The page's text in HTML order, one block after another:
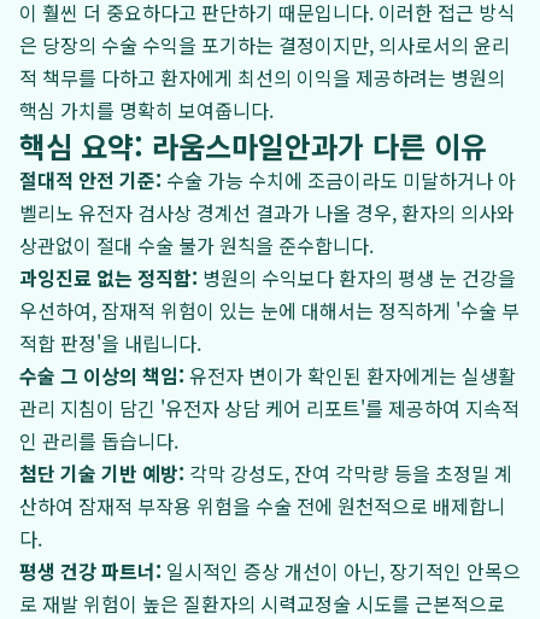
이 훨씬 더 중요하다고 판단하기 때문입니다. 이러한 접근 방식
은 당장의 수술 수익을 포기하는 결정이지만, 의사로서의 윤리
적 책무를 다하고 환자에게 최선의 이익을 제공하려는 병원의
핵심 가치를 명확히 보여줍니다.
핵심 요약: 라움스마일안과가 다른 이유
절대적 안전 기준: 수술 가능 수치에 조금이라도 미달하거나 아
벨리노 유전자 검사상 경계선 결과가 나올 경우, 환자의 의사와
상관없이 절대 수술 불가 원칙을 준수합니다.
과잉진료 없는 정직함: 병원의 수익보다 환자의 평생 눈 건강을
우선하여, 잠재적 위험이 있는 눈에 대해서는 정직하게 '수술 부
적합 판정'을 내립니다.
수술 그 이상의 책임: 유전자 변이가 확인된 환자에게는 실생활
관리 지침이 담긴 '유전자 상담 케어 리포트'를 제공하여 지속적
인 관리를 돕습니다.
첨단 기술 기반 예방: 각막 강성도, 잔여 각막량 등을 초정밀 계
산하여 잠재적 부작용 위험을 수술 전에 원천적으로 배제합니
다.
평생 건강 파트너: 일시적인 증상 개선이 아닌, 장기적인 안목으
로 재발 위험이 높은 질환자의 시력교정술 시도를 근본적으로